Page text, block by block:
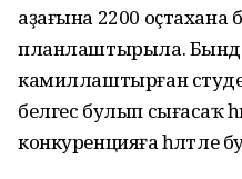
аҙағына 2200
планлаштырыла.
камиллаштырған
белгес булып сығасаҡ
конкуренцияға һәләтле